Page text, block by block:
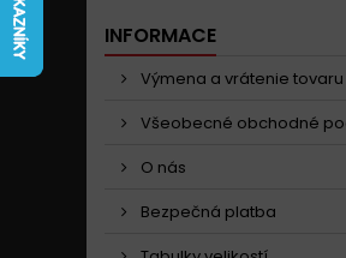
INFORMACE
Výmena a vrátenie tovaru
Všeobecné obchodné
O nás
Bezpečná platba